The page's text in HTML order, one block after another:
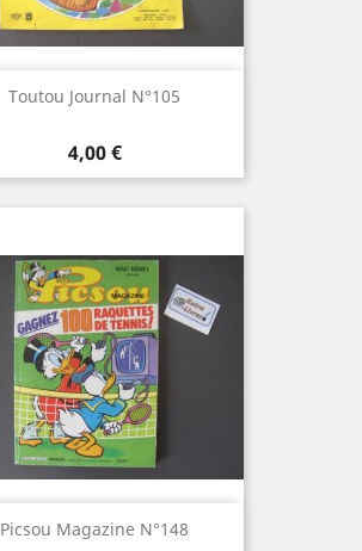
Toutou Journal N°105
Prix
4,00 €
Picsou Magazine N°148